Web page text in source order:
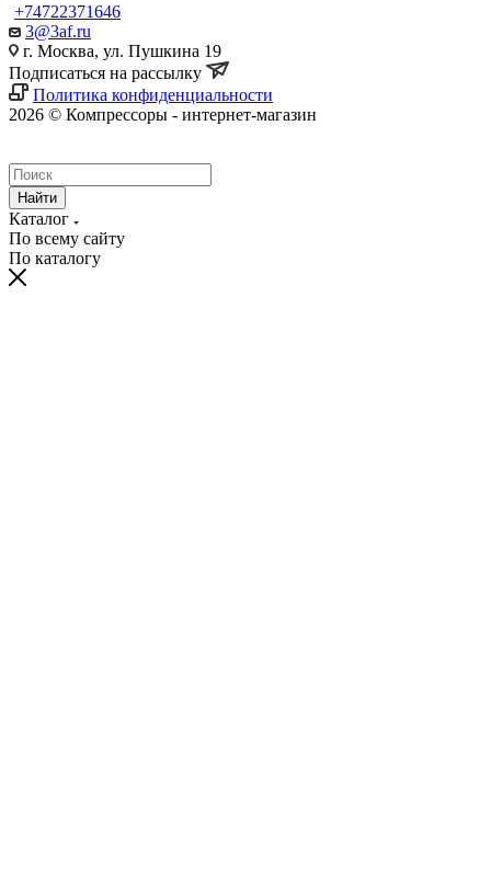
+74722371646
3@3af.ru
г. Москва, ул. Пушкина 19
Подписаться на рассылку
Политика конфиденциальности
2026 © Компрессоры - интернет-магазин
Найти
Каталог
По всему сайту
По каталогу